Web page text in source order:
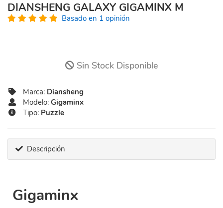
DIANSHENG GALAXY GIGAMINX M
Basado en 1 opinión
Sin Stock Disponible
Marca: Diansheng
Modelo: Gigaminx
Tipo: Puzzle
Descripción
Gigaminx